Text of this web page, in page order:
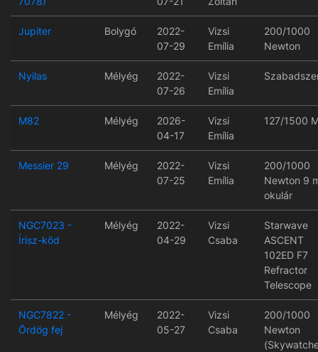
Jupiter Bolygó
2022-
07-29
Vizsi
Emília
200/1000
Newton
Nyilas Mélyég
2022-
07-26
Vizsi
Emília
M82 Mélyég
2026-
04-17
Vizsi
Emília
127/1500
Messier 29 Mélyég
2022-
07-25
Vizsi
Emília
200/1000
Newton 9
okulár
NGC7023 -
Írisz-köd
Mélyég
2022-
04-29
Vizsi
Csaba
Starwave
ASCENT
102ED F7
Refractor
Telescope
NGC7822 -
Ördög fej
Mélyég
2022-
05-27
Vizsi
Csaba
200/1000
Newton